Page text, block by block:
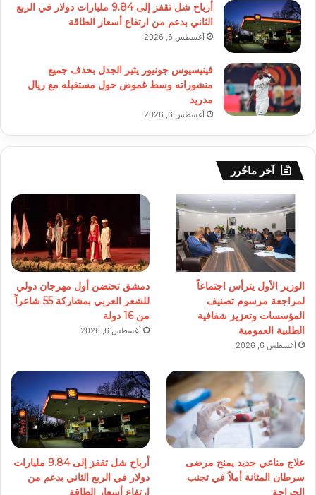
أرباح شل تقفز إلى 9.84 مليارات دولار في الربع
الثاني بدعم من ارتفاع أسعار الطاقة
أغسطس 6, 2026
فينيسيوس جونيور يثير الجدل بحذف جميع
منشوراته وسط غموض حول مستقبله مع ريال
مدريد
أغسطس 6, 2026
آخر ماحُرر
الوزير الأول يترأس اجتماعاً
لمراجعة مرسوم تصنيف
المؤسسات وتعزيز شفافية
الطلبية العمومية
أغسطس 6, 2026
دمشق تحتضن أول مهرجان دولي
للشعر العربي بمشاركة 55 شاعراً
من 16 دولة
أغسطس 6, 2026
علاج مناعي جديد يمنح مرضى
سرطان المثانة أملاً في تجنب
الجراحة
أرباح شل تقفز إلى 9.84 مليارات
دولار في الربع الثاني بدعم من
ارتفاع أسعار الطاقة